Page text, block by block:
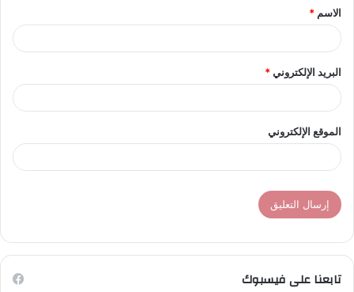
*
الاسم *
البريد الإلكتروني*
الموقع الإلكتروني
تابعنا على فيسبوك